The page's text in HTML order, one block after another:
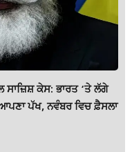
ਕੇਸ: ਭਾਰਤ ‘ਤੇ ਲੱਗੇ
ਪੱਖ, ਨਵੰਬਰ ਵਿਚ ਫ਼ੈਸਲਾ